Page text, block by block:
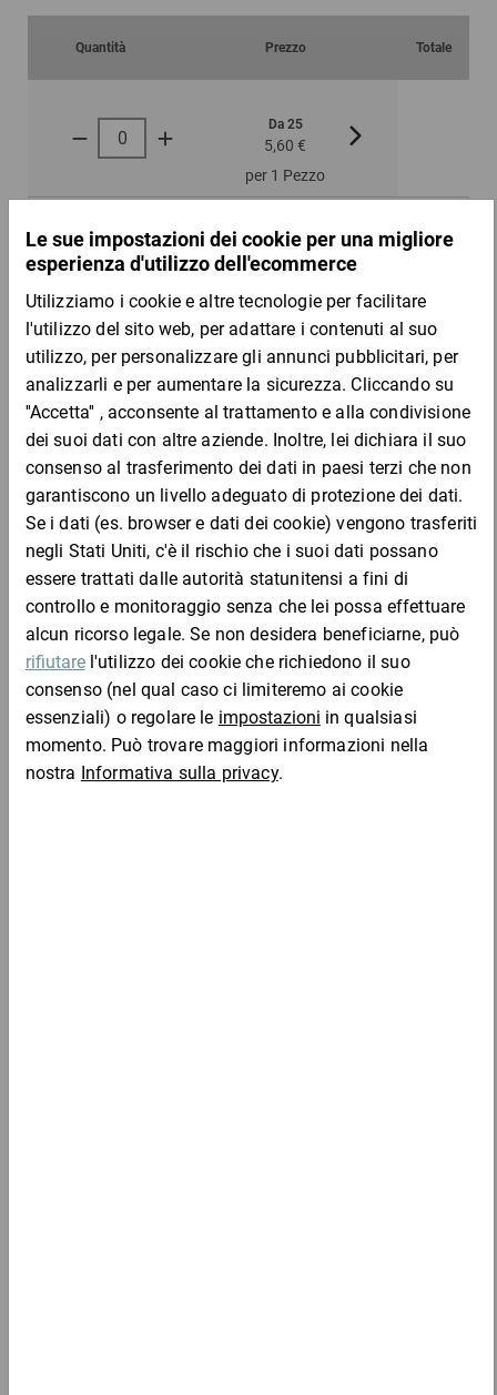
Quantità Prezzo Totale
Da 25
5,60 €
per 1 Pezzo
DESCRIZIONE DEL PRODOTTO
Le scatole con coperchio integrato sono ideali per spedire e
stoccare minuteria e ricambi, prototipi, campioni di merce,
prodotti stampati, supporti audio, formati DIN e molto altro. I
nostri cartoni e le nostre scatole in carta e cartone sono riciclabili
e il materiale riutilizzabile.
Vantaggi:
semplici e rapide da conformare
stabili e resistenti grazie alle doppie pareti laterali
le scatole di cartone con coperchio hanno un lato esterno
bianco e uno interno marrone
Materiale:
cartone a onda singola
Completa l'ordine con: